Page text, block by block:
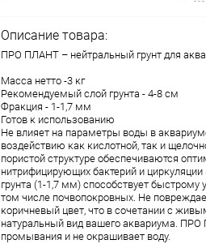
Описание товара:
ПРО ПЛАНТ – нейтральный грунт для
Масса нетто -3 кг
Рекомендуемый слой грунта - 4-8 см
Фракция - 1-1,7 мм
Готов к использованию
Не влияет на параметры воды в
воздействию как кислотной, так и
пористой структуре обеспечиваются
нитрифицирующих бактерий и
грунта (1-1,7 мм) способствует
том числе почвопокровных. Не
коричневый цвет, что в сочетании с
натуральный вид вашего аквариума. ПРО
промывания и не окрашивает воду.